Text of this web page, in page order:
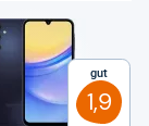
Gut
1,9